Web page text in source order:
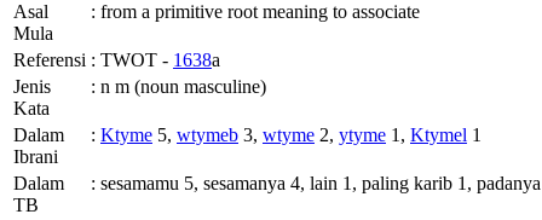
Asal
Mula
: from a primitive root meaning to associate
Referensi : TWOT - 1638a
Jenis
Kata
: n m (noun masculine)
Dalam
Ibrani
: Ktyme 5, wtymeb 3, wtyme 2, ytyme 1, Ktymel 1
Dalam
TB
: sesamamu 5, sesamanya 4, lain 1, paling karib 1,